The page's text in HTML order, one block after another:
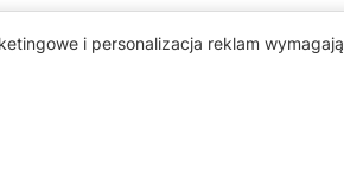
i personalizacja reklam wymagają